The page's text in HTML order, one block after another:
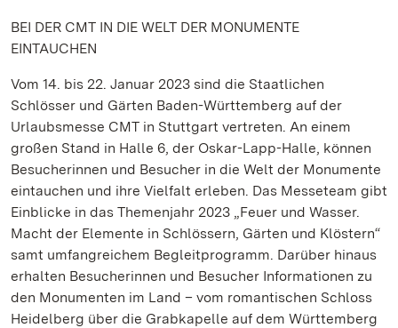
BEI DER CMT IN DIE WELT DER MONUMENTE
EINTAUCHEN
Vom 14. bis 22. Januar 2023 sind die Staatlichen
Schlösser und Gärten Baden-Württemberg auf der
Urlaubsmesse CMT in Stuttgart vertreten. An einem
großen Stand in Halle 6, der Oskar-Lapp-Halle, können
Besucherinnen und Besucher in die Welt der Monumente
eintauchen und ihre Vielfalt erleben. Das Messeteam gibt
Einblicke in das Themenjahr 2023 „Feuer und Wasser.
Macht der Elemente in Schlössern, Gärten und Klöstern“
samt umfangreichem Begleitprogramm. Darüber hinaus
erhalten Besucherinnen und Besucher Informationen zu
den Monumenten im Land – vom romantischen Schloss
Heidelberg über die Grabkapelle auf dem Württemberg